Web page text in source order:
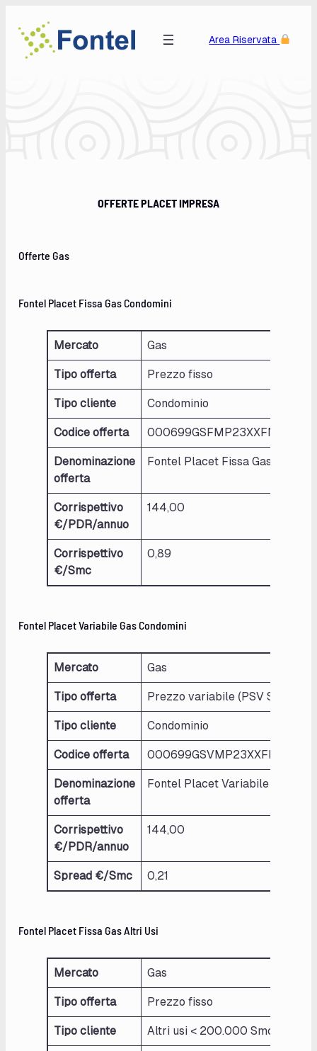
Benvenuti in Fontel Area Riservata
OFFERTE PLACET IMPRESA
Offerte Gas
Fontel Placet Fissa Gas Condomini
Mercato Gas
Tipo offerta Prezzo fisso
Tipo cliente Condominio
Codice offerta
Denominazione
offerta
Fontel Placet Fissa Gas
Corrispettivo
€/PDR/annuo
144,00
Corrispettivo
€/Smc
0,89
Fontel Placet Variabile Gas Condomini
Mercato Gas
Tipo offerta Prezzo variabile (PSV Spread)
Tipo cliente Condominio
Codice offerta
Denominazione
offerta
Fontel Placet Variabile Gas
Corrispettivo
€/PDR/annuo
144,00
Spread €/Smc 0,21
Fontel Placet Fissa Gas Altri Usi
Mercato Gas
Tipo offerta Prezzo fisso
Tipo cliente Altri usi < 200.000 Smc/anno